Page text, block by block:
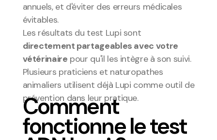
annuels, et d'éviter des erreurs médicales
évitables.
directement partageables avec votre
vétérinaire pour qu'il les intègre à son suivi.
Plusieurs praticiens et naturopathes
animaliers utilisent déjà Lupi comme outil de
prévention dans leur pratique.
Comment
fonctionne le test